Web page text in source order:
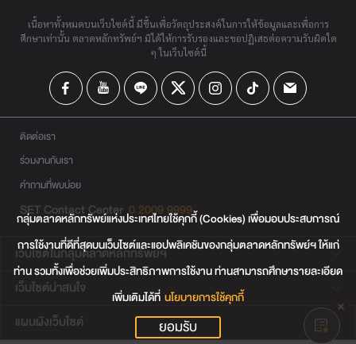
เนื้อหาทั้งหมดบนเว็บไซต์นี้ มีขึ้นเพื่อวัตถุประสงค์ในการให้ข้อมูลและเพื่อการ
ศึกษาเท่านั้น ตลาดหลักทรัพย์ฯ มิได้ให้การรับรองและขอปฏิเสธต่อความรับผิดใด
ๆ ในเว็บไซต์นี้
ติดต่อเรา
ร่วมงานกับเรา
คำถามที่พบบ่อย
SET Contact Center 0 2009 9999
เว็บไซต์ในกลุ่มตลาดหลักทรัพย์ฯ
เว็บไซต์น่าสนใจ
แผนผังเว็บไซต์
กลุ่มตลาดหลักทรัพย์แห่งประเทศไทยใช้คุกกี้ (Cookies) เพื่อมอบประสบการณ์
การใช้งานที่ดีที่สุดบนเว็บไซต์และแอปพลิเคชันของกลุ่มตลาดหลักทรัพย์ฯ ให้แก่
ท่าน รวมทั้งเพื่อช่วยเพิ่มประสิทธิภาพการใช้งาน ท่านสามารถศึกษารายละเอียด
เพิ่มเติมได้ที่ นโยบายการใช้คุกกี้
ยอมรับ